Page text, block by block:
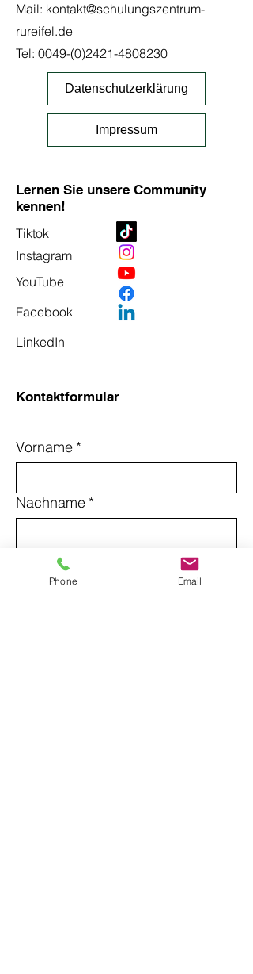
Mail: kontakt@schulungszentrum-
rureifel.de
Tel: 0049-(0)2421-4808230
Datenschutzerklärung
Impressum
Lernen Sie unsere Community
kennen!
Tiktok
Instagram
YouTube
Facebook
LinkedIn
Kontaktformular
Vorname *
Nachname *
*
Phone Email